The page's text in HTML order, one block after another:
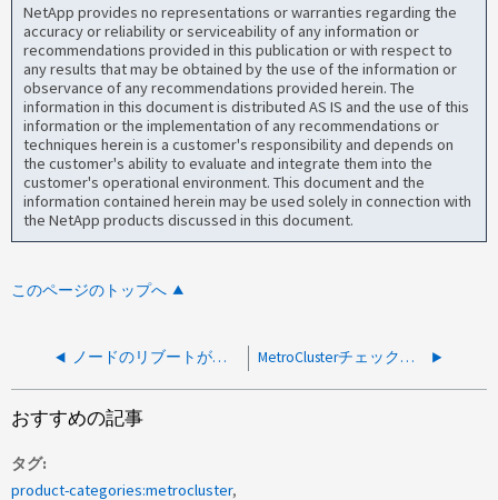
NetApp provides no representations or warranties regarding the
accuracy or reliability or serviceability of any information or
recommendations provided in this publication or with respect to
any results that may be obtained by the use of the information or
observance of any recommendations provided herein. The
information in this document is distributed AS IS and the use of this
information or the implementation of any recommendations or
techniques herein is a customer's responsibility and depends on
the customer's ability to evaluate and integrate them into the
customer's operational environment. This document and the
information contained herein may be used solely in connection with
the NetApp products discussed in this document.
このページのトップへ
ノードのリブートが原因でMetroCluster AUSOがトリガーされました MetroClusterチェックでLIFコンポーネントに関する警告が返されました
おすすめの記事
タグ
product-categories:metrocluster